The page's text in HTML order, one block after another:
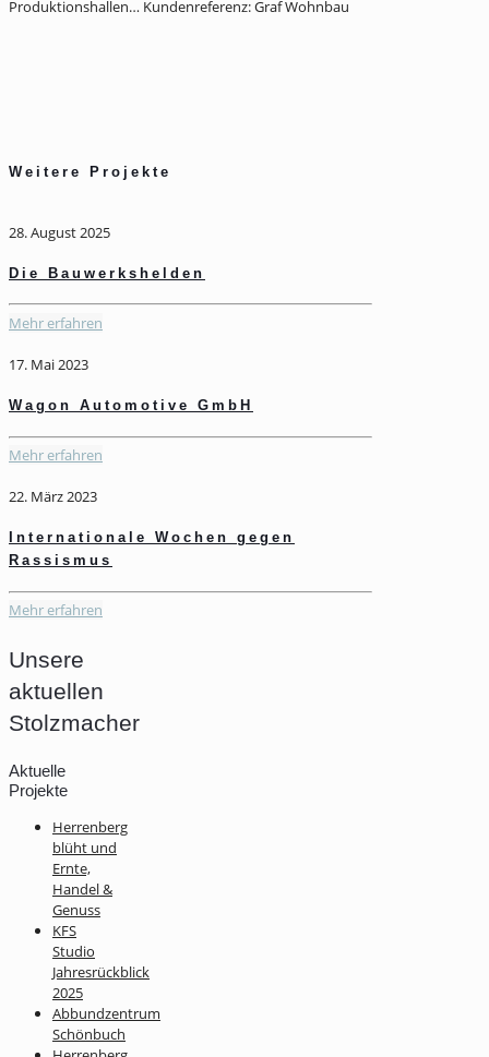
Produktionshallen… Kundenreferenz: Graf Wohnbau
Weitere Projekte
28. August 2025
Die Bauwerkshelden
Mehr erfahren
17. Mai 2023
Wagon Automotive GmbH
Mehr erfahren
22. März 2023
Internationale Wochen gegen
Rassismus
Mehr erfahren
Unsere
aktuellen
Stolzmacher
Aktuelle
Projekte
Herrenberg
blüht und
Ernte,
Handel &
Genuss
KFS
Studio
Jahresrückblick
2025
Abbundzentrum
Schönbuch